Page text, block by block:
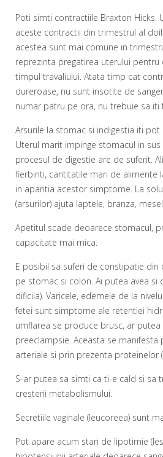
Poti simti contractiile Braxton Hicks.
aceste contractii din trimestrul al
acestea sunt mai comune in
reprezinta pregatirea uterului pentru
timpul travaliului. Atata timp cat
dureroase, nu sunt insotite de
numar patru pe ora, nu trebuie sa iti
Arsurile la stomac si indigestia iti
Uterul marit impinge stomacul in
procesul de digestie are de suferit.
fierbinti, cantitatile mari de alimente
in aparitia acestor simptome. La
(arsurilor) ajuta laptele, branza,
Apetitul scade deoarece stomacul,
capacitate mai mica.
E posibil sa suferi de constipatie din
pe stomac si colon. Ai putea avea si
dificila). Varicele, edemele de la
fetei sunt simptome ale retentiei
umflarea se produce brusc, ar
preeclampsie. Aceasta se manifesta
arteriale si prin prezenta proteinelor
S-ar putea sa simti ca ti-e cald si sa
cresterii metabolismului.
Secretiile vaginale (leucoreea) sunt
Pot apare acum stari de lipotimie